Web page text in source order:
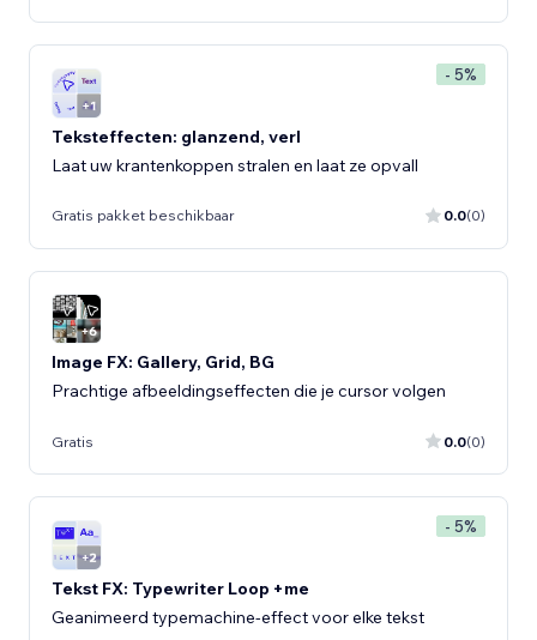
- 5%
Teksteffecten: glanzend, verl
Laat uw krantenkoppen stralen en laat ze opvall
Gratis pakket beschikbaar 0.0(0)
Image FX: Gallery, Grid, BG
Prachtige afbeeldingseffecten die je cursor volgen
Gratis 0.0(0)
- 5%
Tekst FX: Typewriter Loop +me
Geanimeerd typemachine-effect voor elke tekst